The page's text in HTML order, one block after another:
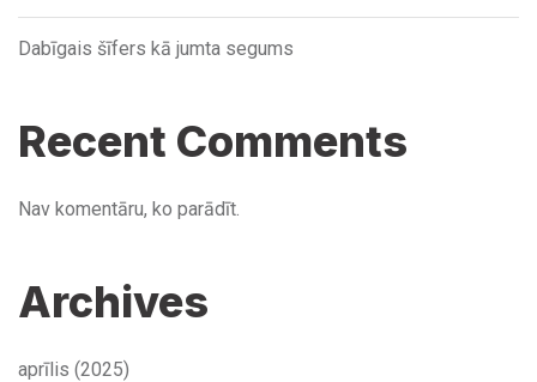
Dabīgais šīfers kā jumta segums
Recent Comments
Nav komentāru, ko parādīt.
Archives
aprīlis (2025)